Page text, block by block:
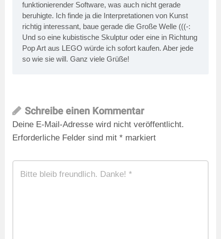
funktionierender Software, was auch nicht gerade
beruhigte. Ich finde ja die Interpretationen von Kunst
richtig interessant, baue gerade die Große Welle (((-:
Und so eine kubistische Skulptur oder eine in Richtung
Pop Art aus LEGO würde ich sofort kaufen. Aber jede
so wie sie will. Ganz viele Grüße!
Schreibe einen Kommentar
Deine E-Mail-Adresse wird nicht veröffentlicht.
Erforderliche Felder sind mit * markiert